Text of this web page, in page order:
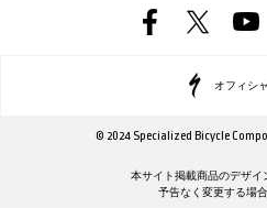
オフィシ
© 2024 Specialized Bicycle
本サイト掲載商品のデザイ
予告なく変更する場